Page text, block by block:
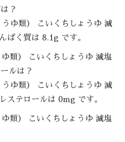
？
うゆ類） こいくちしょうゆ 減
ぱく質は 8.1g です。
類） こいくちしょうゆ 減塩
ルは？
うゆ類） こいくちしょうゆ 減
ステロールは 0mg です。
類） こいくちしょうゆ 減塩